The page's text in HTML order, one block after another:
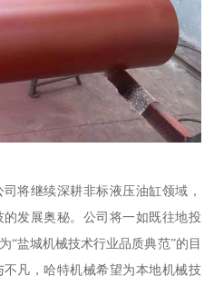
将继续深耕非标液压油缸领域，
发展奥秘。公司将一如既往地投
“盐城机械技术行业品质典范”的目
凡，哈特机械希望为本地机械技